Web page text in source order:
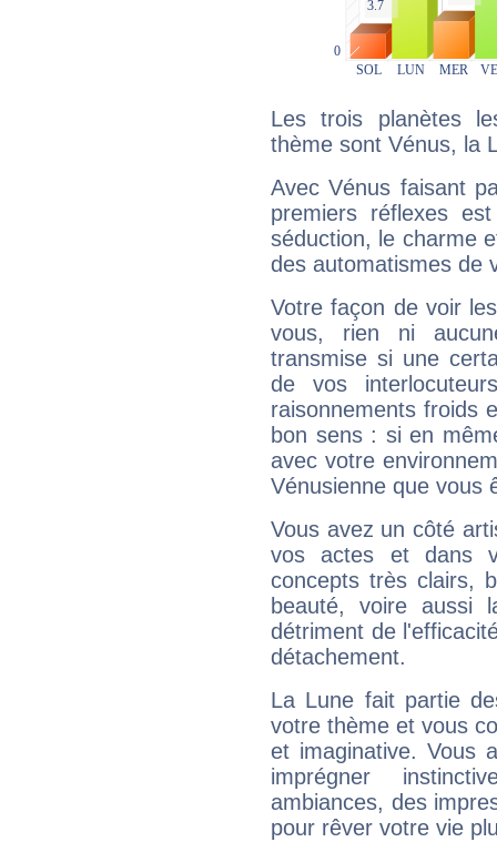
Les trois planètes
thème sont Vénus, la
Avec Vénus faisant
premiers réflexes
séduction, le charme
des automatismes de
Votre façon de voir
vous, rien ni
transmise si une
de vos
raisonnements froids
bon sens : si en
avec votre
Vénusienne que vous
Vous avez un côté
vos actes et dans
concepts très clairs,
beauté, voire aussi
détriment de
détachement.
La Lune fait partie
votre thème et vous
et imaginative. Vous
imprégner
ambiances, des
pour rêver votre vie